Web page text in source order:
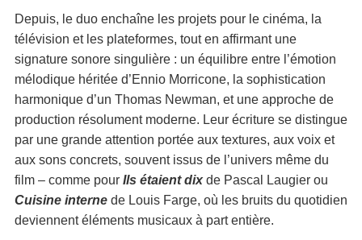
Depuis, le duo enchaîne les projets pour le cinéma, la
télévision et les plateformes, tout en affirmant une
signature sonore singulière : un équilibre entre l’émotion
mélodique héritée d’Ennio Morricone, la sophistication
harmonique d’un Thomas Newman, et une approche de
production résolument moderne. Leur écriture se distingue
par une grande attention portée aux textures, aux voix et
aux sons concrets, souvent issus de l’univers même du
film – comme pour Ils étaient dix de Pascal Laugier ou
Cuisine internede Louis Farge, où les bruits du quotidien
deviennent éléments musicaux à part entière.